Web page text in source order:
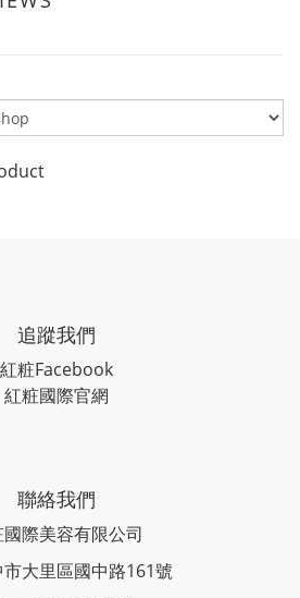
追蹤我們
紅粧Facebook
紅粧國際官網
聯絡我們
際美容有限公司
大里區國中路161號